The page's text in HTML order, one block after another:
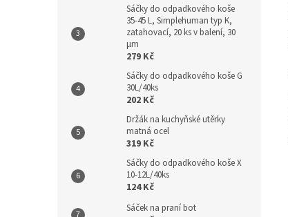
Sáčky do odpadkového koše
35-45 L, Simplehuman typ K,
zatahovací, 20 ks v balení, 30
µm
279 Kč
Sáčky do odpadkového koše G
30L/40ks
202 Kč
Držák na kuchyňské utěrky
matná ocel
319 Kč
Sáčky do odpadkového koše X
10-12L/40ks
124 Kč
Sáček na praní bot